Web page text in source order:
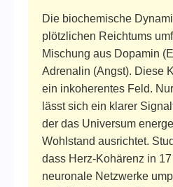
Die biochemische
plötzlichen Reichtums
Mischung aus Dopamin
Adrenalin (Angst). Diese
ein inkoherentes Feld.
lässt sich ein klarer
der das Universum
Wohlstand ausrichtet.
dass Herz-Kohärenz in
neuronale Netzwerke